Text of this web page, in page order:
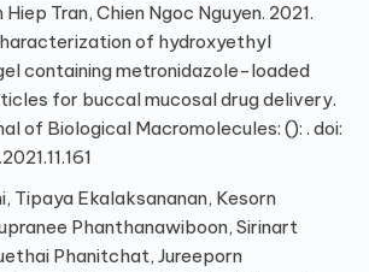
Hiep Tran, Chien Ngoc Nguyen. 2021.
of hydroxyethyl
containing metronidazole-loaded
for buccal mucosal drug delivery.
of Biological Macromolecules: (): . doi:
Tipaya Ekalaksananan, Kesorn
Phanthanawiboon, Sirinart
Phanitchat, Jureeporn